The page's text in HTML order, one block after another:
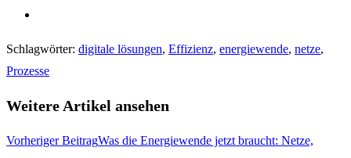
Schlagwörter: digitale lösungen, Effizienz, energiewende, netze,
Prozesse
Weitere Artikel ansehen
Vorheriger BeitragWas die Energiewende jetzt braucht: Netze,